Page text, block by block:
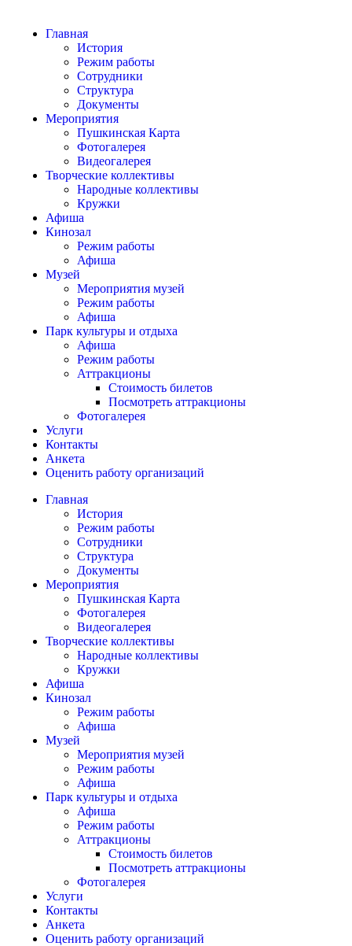
Главная
История
Режим работы
Сотрудники
Структура
Документы
Мероприятия
Пушкинская Карта
Фотогалерея
Видеогалерея
Творческие коллективы
Народные коллективы
Кружки
Афиша
Кинозал
Режим работы
Афиша
Музей
Мероприятия музей
Режим работы
Афиша
Парк культуры и отдыха
Афиша
Режим работы
Аттракционы
Стоимость билетов
Посмотреть аттракционы
Фотогалерея
Услуги
Контакты
Анкета
Оценить работу организаций
Главная
История
Режим работы
Сотрудники
Структура
Документы
Мероприятия
Пушкинская Карта
Фотогалерея
Видеогалерея
Творческие коллективы
Народные коллективы
Кружки
Афиша
Кинозал
Режим работы
Афиша
Музей
Мероприятия музей
Режим работы
Афиша
Парк культуры и отдыха
Афиша
Режим работы
Аттракционы
Стоимость билетов
Посмотреть аттракционы
Фотогалерея
Услуги
Контакты
Анкета
Оценить работу организаций